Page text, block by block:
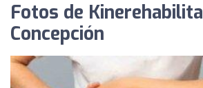
Fotos de Kinerehabilita
Concepción